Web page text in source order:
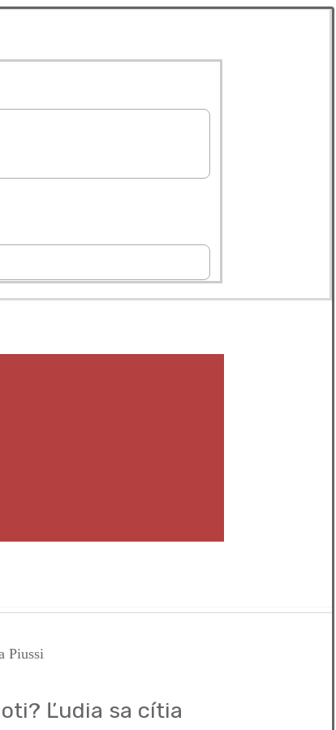
Ľudia sa cítia